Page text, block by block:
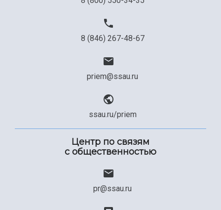
8 (846) 267-48-67
priem@ssau.ru
ssau.ru/priem
Центр по связям
с общественностью
pr@ssau.ru